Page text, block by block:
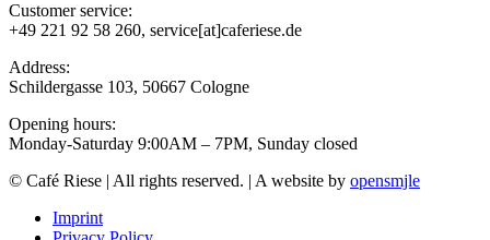
Customer service:
+49 221 92 58 260, service[at]caferiese.de
Address:
Schildergasse 103, 50667 Cologne
Opening hours:
Monday-Saturday 9:00AM – 7PM, Sunday closed
© Café Riese | All rights reserved. | A website by opensmjle
Imprint